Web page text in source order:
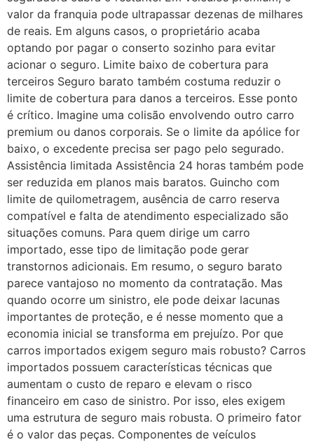
valor da franquia pode ultrapassar dezenas de milhares
de reais. Em alguns casos, o proprietário acaba
optando por pagar o conserto sozinho para evitar
acionar o seguro. Limite baixo de cobertura para
terceiros Seguro barato também costuma reduzir o
limite de cobertura para danos a terceiros. Esse ponto
é crítico. Imagine uma colisão envolvendo outro carro
premium ou danos corporais. Se o limite da apólice for
baixo, o excedente precisa ser pago pelo segurado.
Assistência limitada Assistência 24 horas também pode
ser reduzida em planos mais baratos. Guincho com
limite de quilometragem, ausência de carro reserva
compatível e falta de atendimento especializado são
situações comuns. Para quem dirige um carro
importado, esse tipo de limitação pode gerar
transtornos adicionais. Em resumo, o seguro barato
parece vantajoso no momento da contratação. Mas
quando ocorre um sinistro, ele pode deixar lacunas
importantes de proteção, e é nesse momento que a
economia inicial se transforma em prejuízo. Por que
carros importados exigem seguro mais robusto? Carros
importados possuem características técnicas que
aumentam o custo de reparo e elevam o risco
financeiro em caso de sinistro. Por isso, eles exigem
uma estrutura de seguro mais robusta. O primeiro fator
é o valor das peças. Componentes de veículos